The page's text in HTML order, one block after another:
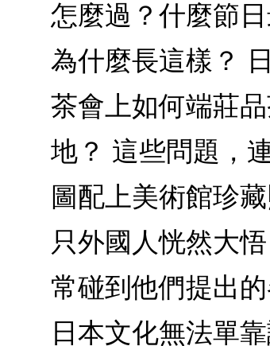
怎麼過？什麼節
為什麼長這樣？
茶會上如何端莊
地？ 這些問題，
圖配上美術館珍
只外國人恍然大
常碰到他們提出
日本文化無法單